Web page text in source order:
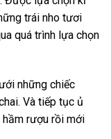
trái nho tươi
quá trình lựa chọn
những chiếc
Và tiếp tục ủ
rượu rồi mới